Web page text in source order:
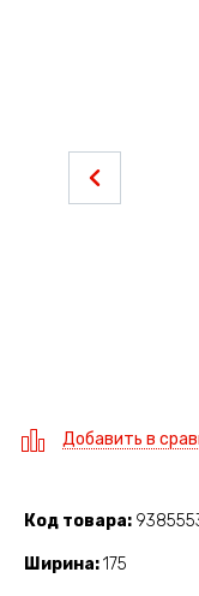
Добавить в
Код товара
Ширина 175